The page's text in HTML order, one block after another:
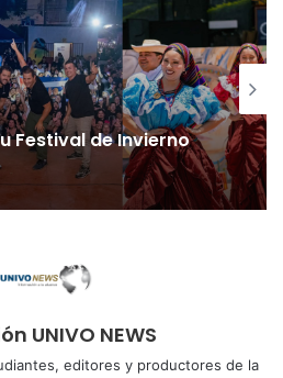
Festival de Invierno
UNIVO NEWS
editores y productores de la